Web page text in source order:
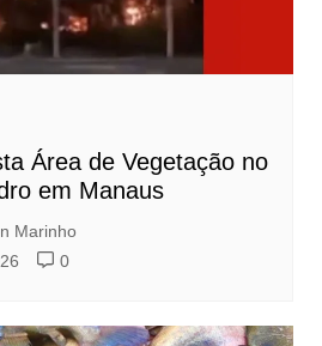
Área de Vegetação no
em Manaus
Marinho
0